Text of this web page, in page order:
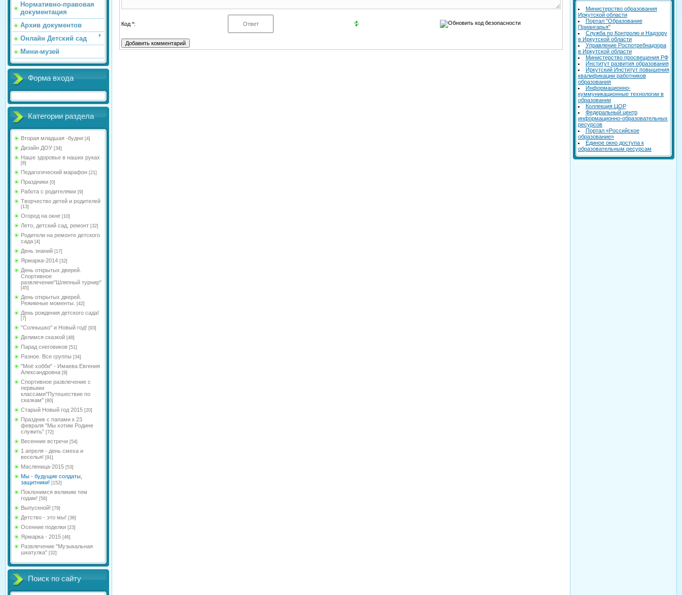
Нормативно-правовая
документация
Архив документов
Онлайн Детский сад
Мини-музей
Форма входа
Категории раздела
Вторая младшая -будни [4]
Дизайн ДОУ [34]
Наше здоровье в наших руках
[8]
Педагогический марафон [21]
Праздники [0]
Работа с родителями [9]
Творчество детей и родителей
[13]
Огород на окне [10]
Лето, детский сад, ремонт [32]
Родители на ремонте детского
сада [4]
День знаний [17]
Ярмарка-2014 [32]
День открытых дверей.
Спортивное
развлечение"Шляпный турнир"
[45]
День открытых дверей.
Режимные моменты.
[42]
День рождения детского сада!
[7]
"Солнышко" и Новый год! [93]
Делимся сказкой [48]
Парад снеговиков [51]
Разное. Все группы [34]
"Моё хобби" - Имаева Евгения
Александровна [9]
Спортивное развлечение с
первыми
классами"Путешествие по
сказкам" [80]
Старый Новый год 2015 [20]
Праздник с папами к 23
февраля "Мы хотим Родине
служить" [72]
Весенние встречи [54]
1 апреля - день смеха и
веселья! [91]
Масленица-2015 [53]
Мы - будущие солдаты,
защитники! [152]
Поклонимся великим тем
годам! [56]
Выпускной! [79]
Детство - это мы! [38]
Осенние поделки [23]
Ярмарка - 2015 [46]
Развлечение "Музыкальная
шкатулка" [32]
Поиск по сайту
Код *:
Министерство образования
Иркутской области
Портал "Образование
Приангарья"
Служба по Контролю и Надзору
в Иркутской области
Управление Роспотребнадзора
в Иркутской области
Министерство просвещения РФ
Институт развития образования
Иркутский Институт повышения
квалификации работников
образования
Информационно-
куммуникационные технологии в
образовании
Коллекция ЦОР
Федеральный центр
информационно-образовательных
ресурсов
Портал «Российское
образование»
Единое окно доступа к
образовательным ресурсам